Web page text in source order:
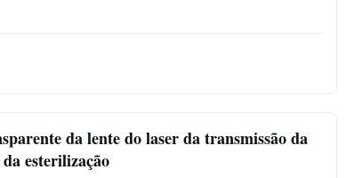
da lente do laser da transmissão da
esterilização